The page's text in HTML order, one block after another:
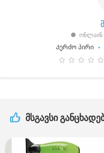
ონლაინ
Კერძო პირი
მსგავსი